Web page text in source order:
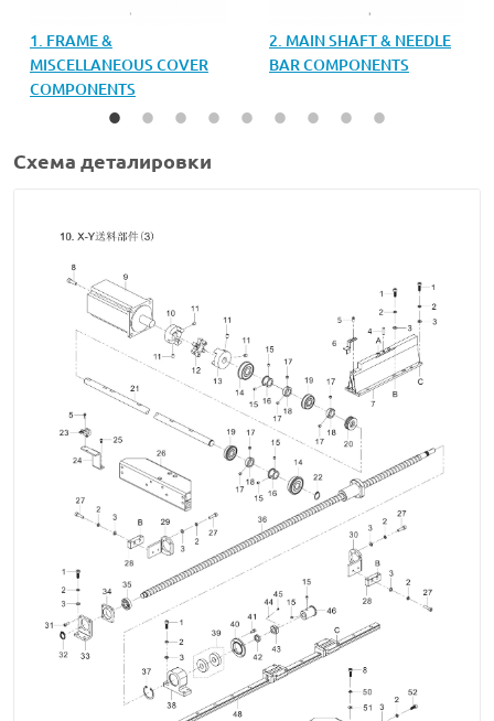
1. FRAME &
MISCELLANEOUS COVER
COMPONENTS
2. MAIN SHAFT & NEEDLE
BAR COMPONENTS
Схема деталировки